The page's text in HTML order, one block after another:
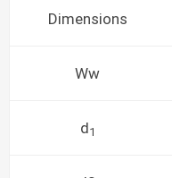
Dimensions
Ww
d1